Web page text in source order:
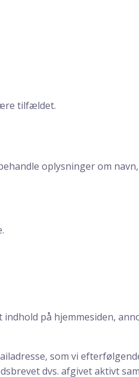
tilfældet.
oplysninger om
på hjemmesiden,
som vi
dvs. afgivet aktivt